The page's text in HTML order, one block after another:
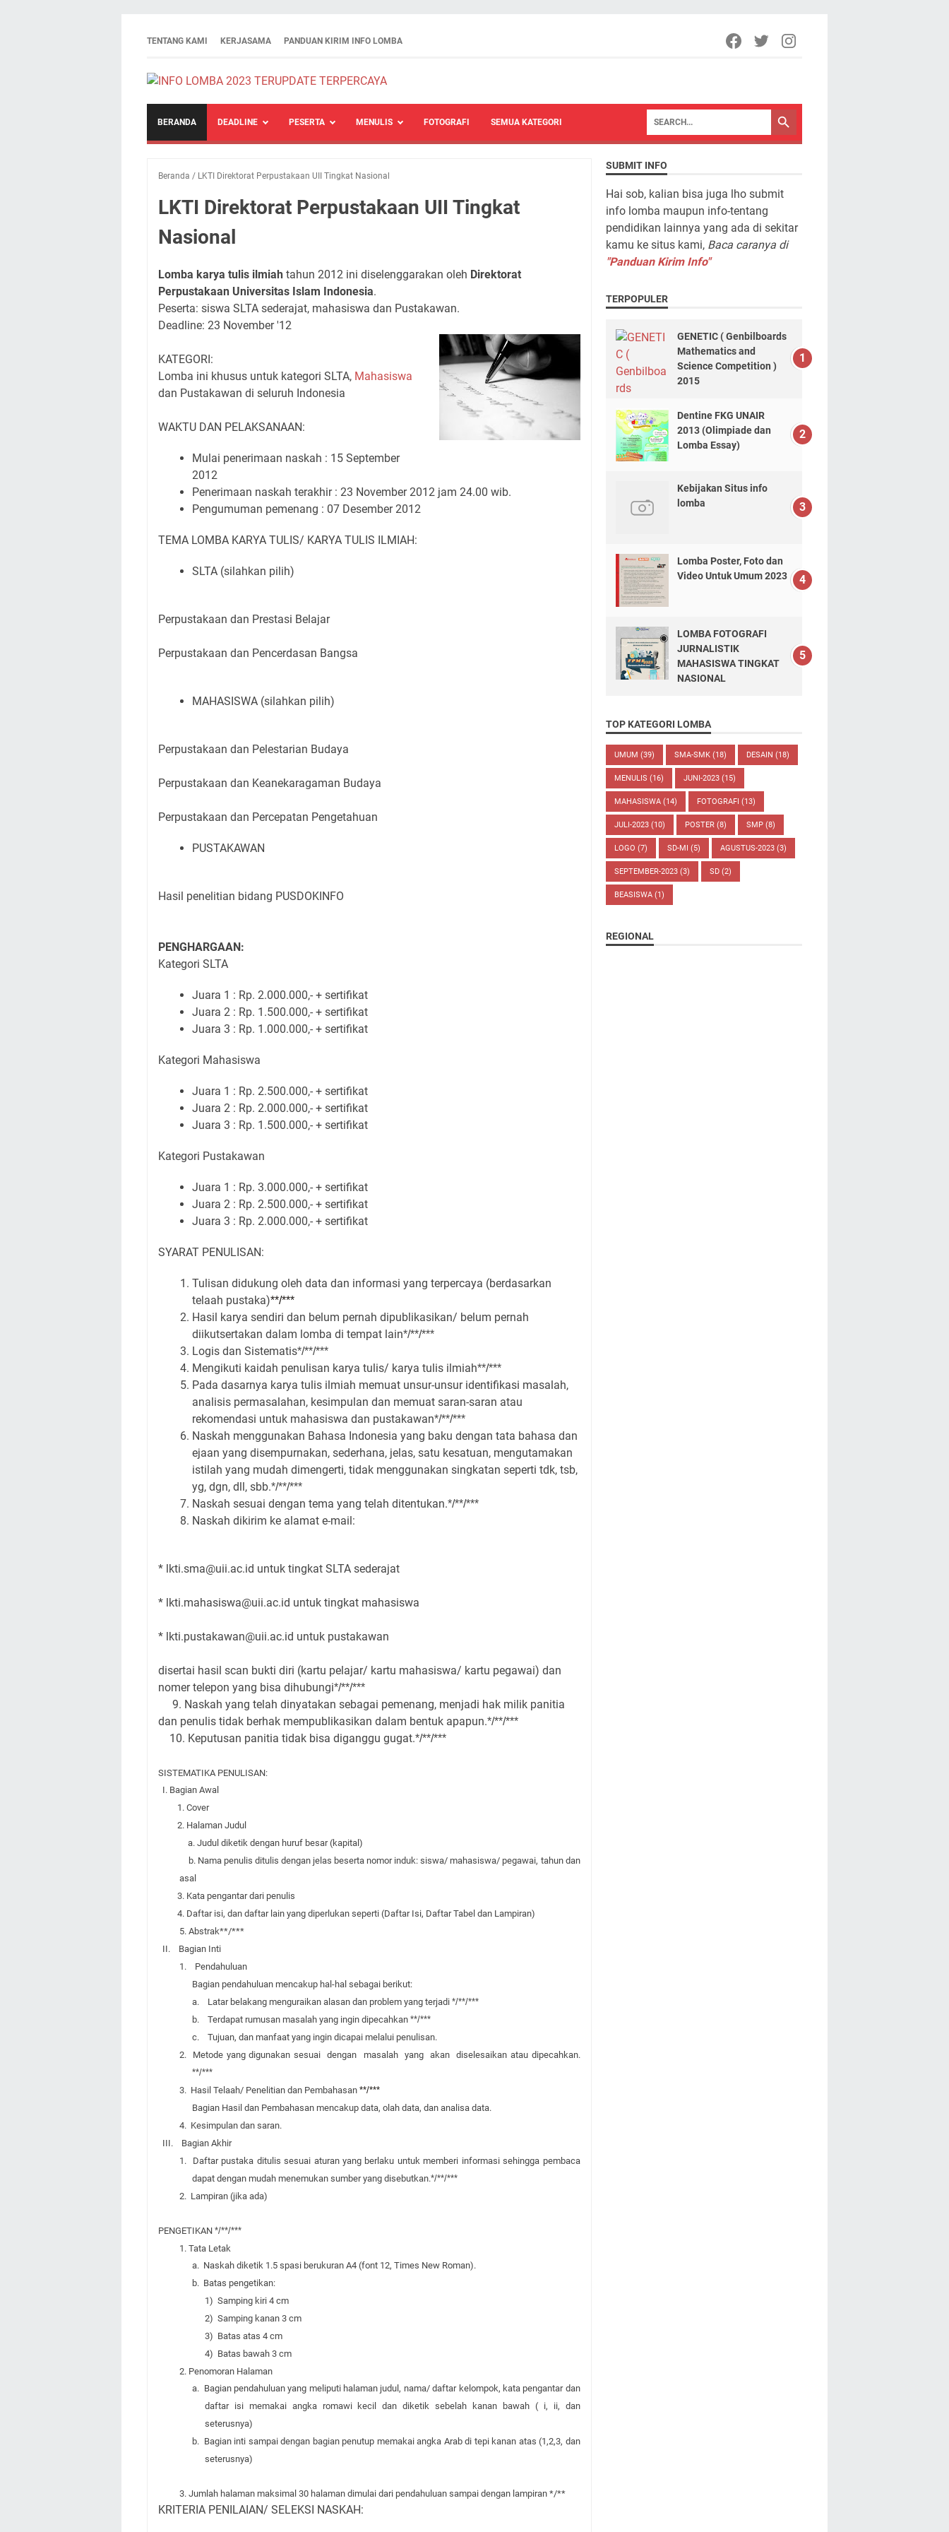
TENTANG KAMI KERJASAMA PANDUAN KIRIM INFO LOMBA
BERANDA DEADLINE PESERTA MENULIS FOTOGRAFI SEMUA KATEGORI
Beranda / LKTI Direktorat Perpustakaan UII Tingkat Nasional
LKTI Direktorat Perpustakaan UII Tingkat
Nasional
Lomba karya tulis ilmiah tahun 2012 ini diselenggarakan oleh Direktorat
Perpustakaan Universitas Islam Indonesia.
Peserta: siswa SLTA sederajat, mahasiswa dan Pustakawan.
Deadline: 23 November '12
KATEGORI:
Lomba ini khusus untuk kategori SLTA, Mahasiswa
dan Pustakawan di seluruh Indonesia
WAKTU DAN PELAKSANAAN:
Mulai penerimaan naskah : 15 September
2012
Penerimaan naskah terakhir : 23 November 2012 jam 24.00 wib.
Pengumuman pemenang : 07 Desember 2012
TEMA LOMBA KARYA TULIS/ KARYA TULIS ILMIAH:
SLTA (silahkan pilih)
Perpustakaan dan Prestasi Belajar
Perpustakaan dan Pencerdasan Bangsa
MAHASISWA (silahkan pilih)
Perpustakaan dan Pelestarian Budaya
Perpustakaan dan Keanekaragaman Budaya
Perpustakaan dan Percepatan Pengetahuan
PUSTAKAWAN
Hasil penelitian bidang PUSDOKINFO
PENGHARGAAN:
Kategori SLTA
Juara 1 : Rp. 2.000.000,- + sertifikat
Juara 2 : Rp. 1.500.000,- + sertifikat
Juara 3 : Rp. 1.000.000,- + sertifikat
Kategori Mahasiswa
Juara 1 : Rp. 2.500.000,- + sertifikat
Juara 2 : Rp. 2.000.000,- + sertifikat
Juara 3 : Rp. 1.500.000,- + sertifikat
Kategori Pustakawan
Juara 1 : Rp. 3.000.000,- + sertifikat
Juara 2 : Rp. 2.500.000,- + sertifikat
Juara 3 : Rp. 2.000.000,- + sertifikat
SYARAT PENULISAN:
Tulisan didukung oleh data dan informasi yang terpercaya (berdasarkan
telaah pustaka)**/***
Hasil karya sendiri dan belum pernah dipublikasikan/ belum pernah
diikutsertakan dalam lomba di tempat lain*/**/***
Logis dan Sistematis*/**/***
Mengikuti kaidah penulisan karya tulis/ karya tulis ilmiah**/***
Pada dasarnya karya tulis ilmiah memuat unsur-unsur identifikasi masalah,
analisis permasalahan, kesimpulan dan memuat saran-saran atau
rekomendasi untuk mahasiswa dan pustakawan*/**/***
Naskah menggunakan Bahasa Indonesia yang baku dengan tata bahasa dan
ejaan yang disempurnakan, sederhana, jelas, satu kesatuan, mengutamakan
istilah yang mudah dimengerti, tidak menggunakan singkatan seperti tdk, tsb,
yg, dgn, dll, sbb.*/**/***
Naskah sesuai dengan tema yang telah ditentukan.*/**/***
Naskah dikirim ke alamat e-mail:
* lkti.sma@uii.ac.id untuk tingkat SLTA sederajat
* lkti.mahasiswa@uii.ac.id untuk tingkat mahasiswa
* lkti.pustakawan@uii.ac.id untuk pustakawan
disertai hasil scan bukti diri (kartu pelajar/ kartu mahasiswa/ kartu pegawai) dan
nomer telepon yang bisa dihubungi*/**/***
9. Naskah yang telah dinyatakan sebagai pemenang, menjadi hak milik panitia
dan penulis tidak berhak mempublikasikan dalam bentuk apapun.*/**/***
10. Keputusan panitia tidak bisa diganggu gugat.*/**/***
SISTEMATIKA PENULISAN:
I. Bagian Awal
1. Cover
2. Halaman Judul
a. Judul diketik dengan huruf besar (kapital)
b. Nama penulis ditulis dengan jelas beserta nomor induk: siswa/ mahasiswa/ pegawai, tahun dan
asal
3. Kata pengantar dari penulis
4. Daftar isi, dan daftar lain yang diperlukan seperti (Daftar Isi, Daftar Tabel dan Lampiran)
5. Abstrak**/***
II.
Bagian Inti
1.
Pendahuluan
Bagian pendahuluan mencakup hal-hal sebagai berikut:
a.
Latar belakang menguraikan alasan dan problem yang terjadi */**/***
b.
Terdapat rumusan masalah yang ingin dipecahkan **/***
c.
Tujuan, dan manfaat yang ingin dicapai melalui penulisan.
2.
Metode yang digunakan sesuai dengan masalah yang akan diselesaikan atau dipecahkan.
**/***
3. Hasil Telaah/ Penelitian dan Pembahasan **/***
Bagian Hasil dan Pembahasan mencakup data, olah data, dan analisa data.
4. Kesimpulan dan saran.
III.
Bagian Akhir
1.
Daftar pustaka ditulis sesuai aturan yang berlaku untuk memberi informasi sehingga pembaca
dapat dengan mudah menemukan sumber yang disebutkan.*/**/***
2. Lampiran (jika ada)
PENGETIKAN */**/***
1. Tata Letak
a. Naskah diketik 1.5 spasi berukuran A4 (font 12, Times New Roman).
b. Batas pengetikan:
1) Samping kiri 4 cm
2) Samping kanan 3 cm
3) Batas atas 4 cm
4) Batas bawah 3 cm
2. Penomoran Halaman
a. Bagian pendahuluan yang meliputi halaman judul, nama/ daftar kelompok, kata pengantar dan
daftar isi memakai angka romawi kecil dan diketik sebelah kanan bawah ( i, ii, dan
seterusnya)
b. Bagian inti sampai dengan bagian penutup memakai angka Arab di tepi kanan atas (1,2,3, dan
seterusnya)
3. Jumlah halaman maksimal 30 halaman dimulai dari pendahuluan sampai dengan lampiran */**
KRITERIA PENILAIAN/ SELEKSI NASKAH:
SUBMIT INFO
Hai sob, kalian bisa juga lho submit
info lomba maupun info-tentang
pendidikan lainnya yang ada di sekitar
kamu ke situs kami, Baca caranya di
"Panduan Kirim Info"
TERPOPULER
GENETIC ( Genbilboards
Mathematics and
Science Competition )
2015
Dentine FKG UNAIR
2013 (Olimpiade dan
Lomba Essay)
Kebijakan Situs info
lomba
Lomba Poster, Foto dan
Video Untuk Umum 2023
LOMBA FOTOGRAFI
JURNALISTIK
MAHASISWA TINGKAT
NASIONAL
TOP KATEGORI LOMBA
UMUM (39) SMA-SMK (18) DESAIN (18)
MENULIS (16) JUNI-2023 (15)
MAHASISWA (14) FOTOGRAFI (13)
JULI-2023 (10) POSTER (8) SMP (8)
LOGO (7) SD-MI (5) AGUSTUS-2023 (3)
SEPTEMBER-2023 (3) SD (2)
BEASISWA (1)
REGIONAL